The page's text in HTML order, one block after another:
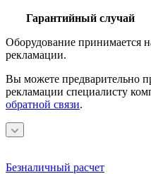
Гарантийный случай
Оборудование принимается
рекламации.
Вы можете предварительно
рекламации специалисту
обратной связи.
Безналичный расчет